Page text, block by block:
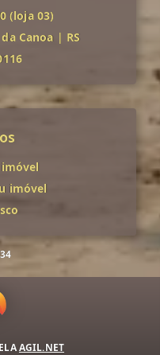
(loja 03)
Canoa | RS
imóvel
imóvel
AGIL.NET